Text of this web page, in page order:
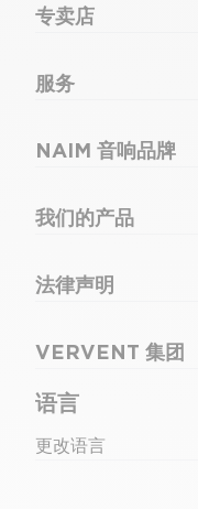
语言
更改语言
专卖店
服务
NAIM 音响品牌
我们的产品
法律声明
VERVENT 集团